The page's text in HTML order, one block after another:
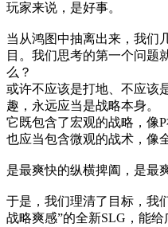
玩家来说，是好事。
当从鸿图中抽离出来，我们
目。我们思考的第一个问
么？
或许不应该是打地、不应该
趣，永远应当是战略本身。
它既包含了宏观的战略，像P
也应当包含微观的战术，像
是最爽快的纵横捭阖，是最
于是，我们理清了目标，我
战略爽感”的全新SLG，能